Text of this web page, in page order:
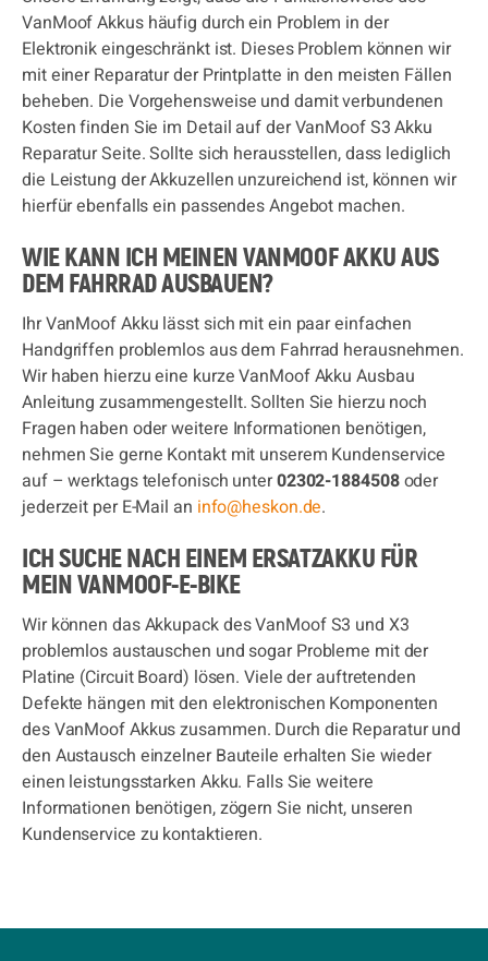
VanMoof Akkus häufig durch ein Problem in der
Elektronik eingeschränkt ist. Dieses Problem können wir
mit einer Reparatur der Printplatte in den meisten Fällen
beheben. Die Vorgehensweise und damit verbundenen
Kosten finden Sie im Detail auf der VanMoof S3 Akku
Reparatur Seite. Sollte sich herausstellen, dass lediglich
die Leistung der Akkuzellen unzureichend ist, können wir
hierfür ebenfalls ein passendes Angebot machen.
WIE KANN ICH MEINEN VANMOOF AKKU AUS
DEM FAHRRAD AUSBAUEN?
Ihr VanMoof Akku lässt sich mit ein paar einfachen
Handgriffen problemlos aus dem Fahrrad herausnehmen.
Wir haben hierzu eine kurze VanMoof Akku Ausbau
Anleitung zusammengestellt. Sollten Sie hierzu noch
Fragen haben oder weitere Informationen benötigen,
nehmen Sie gerne Kontakt mit unserem Kundenservice
auf – werktags telefonisch unter02302-1884508oder
jederzeit per E-Mail an info@heskon.de.
ICH SUCHE NACH EINEM ERSATZAKKU FÜR
MEIN VANMOOF-E-BIKE
Wir können das Akkupack des VanMoof S3 und X3
problemlos austauschen und sogar Probleme mit der
Platine (Circuit Board) lösen. Viele der auftretenden
Defekte hängen mit den elektronischen Komponenten
des VanMoof Akkus zusammen. Durch die Reparatur und
den Austausch einzelner Bauteile erhalten Sie wieder
einen leistungsstarken Akku. Falls Sie weitere
Informationen benötigen, zögern Sie nicht, unseren
Kundenservice zu kontaktieren.